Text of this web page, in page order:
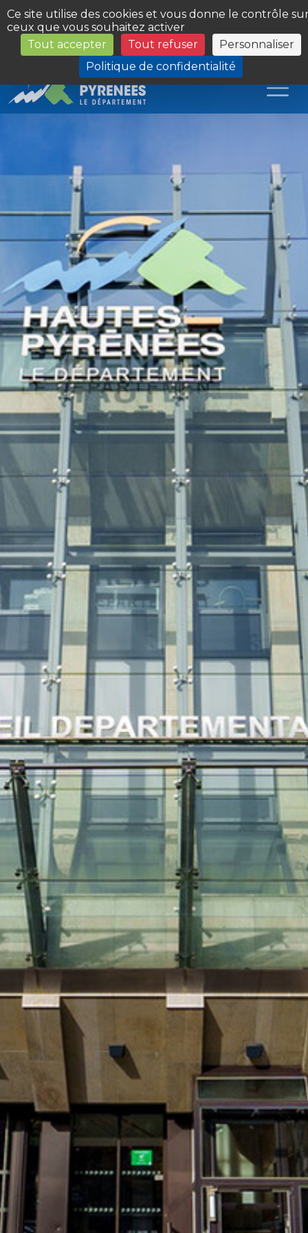
Panneau de gestion des cookies
Ce site utilise des cookies et vous donne le contrôle
ceux que vous souhaitez activer
Tout accepter
Tout refuser
Personnaliser
Politique de confidentialité
Les Sites du Département